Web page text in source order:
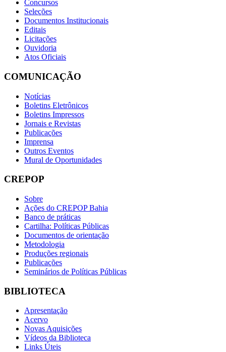
Concursos
Seleções
Documentos Institucionais
Editais
Licitações
Ouvidoria
Atos Oficiais
COMUNICAÇÃO
Notícias
Boletins Eletrônicos
Boletins Impressos
Jornais e Revistas
Publicações
Imprensa
Outros Eventos
Mural de Oportunidades
CREPOP
Sobre
Ações do CREPOP Bahia
Banco de práticas
Cartilha: Políticas Públicas
Documentos de orientação
Metodologia
Produções regionais
Publicações
Seminários de Políticas Públicas
BIBLIOTECA
Apresentação
Acervo
Novas Aquisições
Vídeos da Biblioteca
Links Úteis